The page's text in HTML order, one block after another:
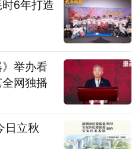
6年打造
举办看
网独播
日立秋